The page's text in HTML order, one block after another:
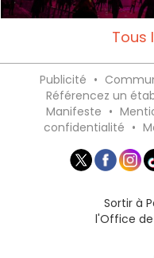
Tous
Publicité •
Référencez un
Manifeste •
confidentialité •
Sortir à
l'Office de